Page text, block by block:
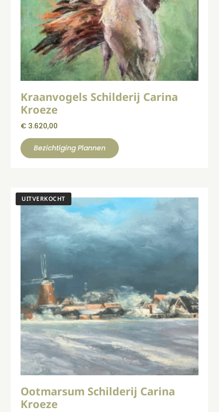
Kraanvogels Schilderij Carina
Kroeze
€ 3.620,00
Bezichtiging Plannen
Ootmarsum Schilderij Carina
Kroeze